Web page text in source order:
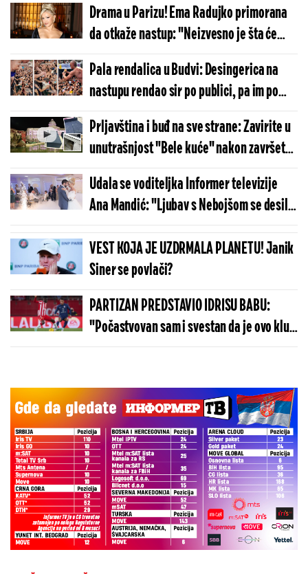
Drama u Parizu! Ema Radujko primorana
da otkaže nastup: "Neizvesno je šta će
biti"
Pala rendalica u Budvi: Desingerica na
nastupu rendao sir po publici, pa im po
faci lepio kore za pitu i lomio jaja
Prljavština i buđ na sve strane: Zavirite u
unutrašnjost "Bele kuće" nakon završetka
rijalitija (FOTO/VIDEO)
Udala se voditeljka Informer televizije
Ana Mandić: "Ljubav s Nebojšom se desila
na prvi pogled!"
VEST KOJA JE UZDRMALA PLANETU! Janik
Siner se povlači?
PARTIZAN PREDSTAVIO IDRISU BABU:
"Počastvovan sam i svestan da je ovo klub
sa velikom istorijom"